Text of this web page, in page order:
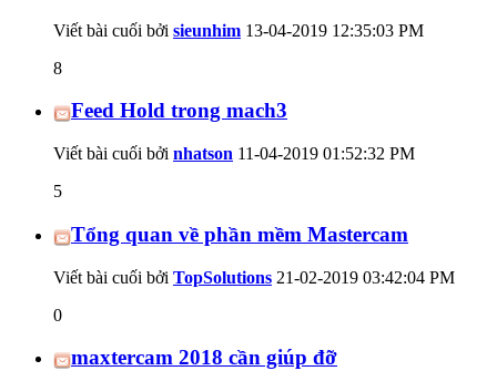
Viết bài cuối bởi sieunhim 13-04-2019 12:35:03 PM
8
Feed Hold trong mach3
Viết bài cuối bởi nhatson 11-04-2019 01:52:32 PM
5
Tổng quan về phần mềm Mastercam
Viết bài cuối bởi TopSolutions 21-02-2019 03:42:04 PM
0
maxtercam 2018 cần giúp đỡ